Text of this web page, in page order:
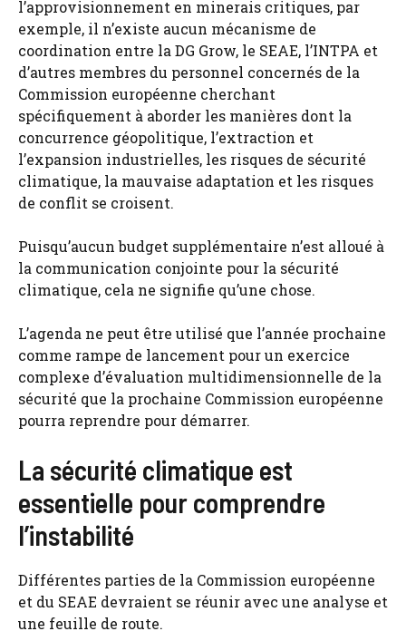
l’approvisionnement en minerais critiques, par
exemple, il n’existe aucun mécanisme de
coordination entre la DG Grow, le SEAE, l’INTPA et
d’autres membres du personnel concernés de la
Commission européenne cherchant
spécifiquement à aborder les manières dont la
concurrence géopolitique, l’extraction et
l’expansion industrielles, les risques de sécurité
climatique, la mauvaise adaptation et les risques
de conflit se croisent.
Puisqu’aucun budget supplémentaire n’est alloué à
la communication conjointe pour la sécurité
climatique, cela ne signifie qu’une chose.
L’agenda ne peut être utilisé que l’année prochaine
comme rampe de lancement pour un exercice
complexe d’évaluation multidimensionnelle de la
sécurité que la prochaine Commission européenne
pourra reprendre pour démarrer.
La sécurité climatique est
essentielle pour comprendre
l’instabilité
Différentes parties de la Commission européenne
et du SEAE devraient se réunir avec une analyse et
une feuille de route.